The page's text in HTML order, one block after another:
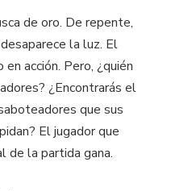
de oro. De repente,
la luz. El
acción. Pero, ¿quién
¿Encontrarás el
que sus
El jugador que
de la partida gana.